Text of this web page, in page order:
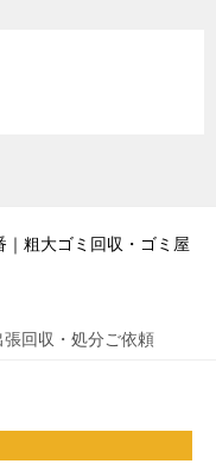
｜粗大ゴミ回収・ゴミ屋
張回収・処分ご依頼